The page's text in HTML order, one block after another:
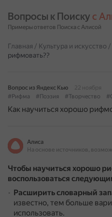
Вопросы к Поиску с
Примеры ответов Поиска с Алисой
Главная / Культура и искусство /
рифмовать??
Вопрос из Яндекс Кью
22 ноября
#Рифма
#Поэзия #Творчество
Как научиться хорошо
Алиса
Чтобы научиться хорошо
воспользоваться
Расширить словарный
известно, тем больше
использовать.